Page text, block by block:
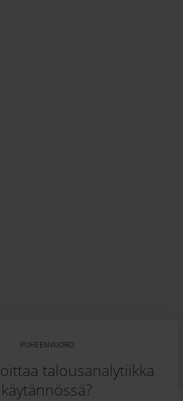
PUHEENVUORO
talousanalytiikka
käytännössä?